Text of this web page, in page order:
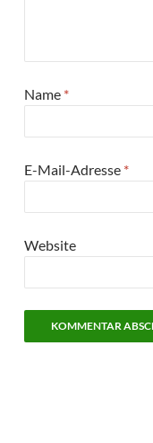
Name *
E-Mail-Adresse *
Website